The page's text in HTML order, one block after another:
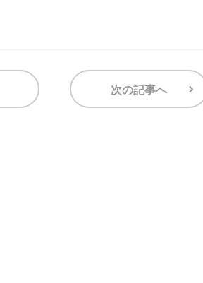
次の記事へ